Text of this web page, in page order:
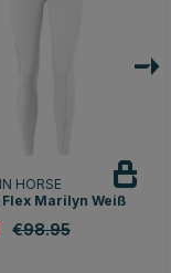
HORSE
Flex Marilyn Weiß
€98.95